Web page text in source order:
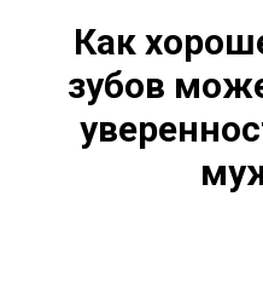
Как
зубов